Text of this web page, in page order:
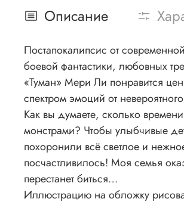
Описание
Постапокалипсис от
боевой фантастики, любовных
«Туман» Мери Ли понравится
спектром эмоций от
Как вы думаете, сколько
монстрами? Чтобы улыбчивые
похоронили всё светлое и
посчастливилось! Моя семья
перестанет биться…
Иллюстрацию на обложку